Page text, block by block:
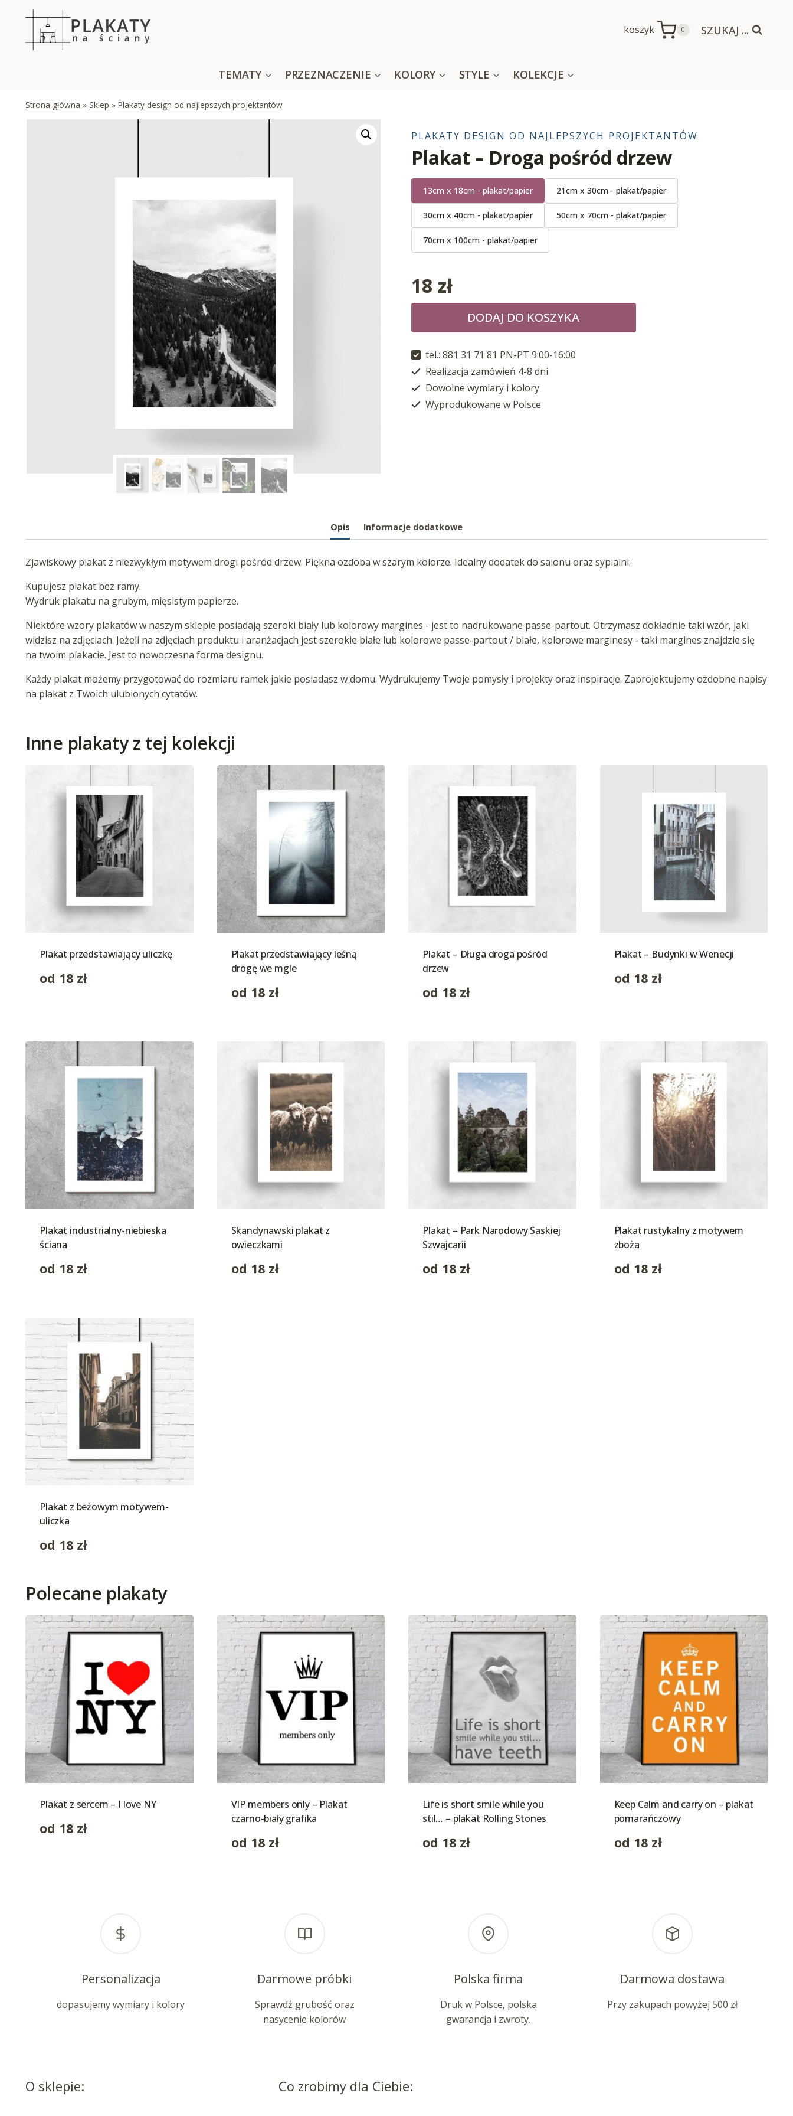
koszyk 0 SZUKAJ ...
TEMATY PRZEZNACZENIE KOLORY STYLE KOLEKCJE
Strona główna » Sklep » Plakaty design od najlepszych projektantów
PLAKATY DESIGN OD NAJLEPSZYCH PROJEKTANTÓW
Plakat – Droga pośród drzew
13cm x 18cm - plakat/papier 21cm x 30cm - plakat/papier
30cm x 40cm - plakat/papier 50cm x 70cm - plakat/papier
70cm x 100cm - plakat/papier
18 zł
DODAJ DO KOSZYKA
tel.: 881 31 71 81 PN-PT 9:00-16:00
Realizacja zamówień 4-8 dni
Dowolne wymiary i kolory
Wyprodukowane w Polsce
Opis Informacje dodatkowe
Zjawiskowy plakat z niezwykłym motywem drogi pośród drzew. Piękna ozdoba w szarym kolorze. Idealny dodatek do salonu oraz sypialni.
Kupujesz plakat bez ramy.
Wydruk plakatu na grubym, mięsistym papierze.
Niektóre wzory plakatów w naszym sklepie posiadają szeroki biały lub kolorowy margines - jest to nadrukowane passe-partout. Otrzymasz dokładnie taki wzór, jaki
widzisz na zdjęciach. Jeżeli na zdjęciach produktu i aranżacjach jest szerokie białe lub kolorowe passe-partout / białe, kolorowe marginesy - taki margines znajdzie się
na twoim plakacie. Jest to nowoczesna forma designu.
Każdy plakat możemy przygotować do rozmiaru ramek jakie posiadasz w domu. Wydrukujemy Twoje pomysły i projekty oraz inspiracje. Zaprojektujemy ozdobne napisy
na plakat z Twoich ulubionych cytatów.
Inne plakaty z tej kolekcji
Plakat przedstawiający uliczkę
od 18 zł
Plakat przedstawiający leśną
drogę we mgle
od 18 zł
Plakat – Długa droga pośród
drzew
od 18 zł
Plakat – Budynki w Wenecji
od 18 zł
Plakat industrialny-niebieska
ściana
od 18 zł
Skandynawski plakat z
owieczkami
od 18 zł
Plakat – Park Narodowy Saskiej
Szwajcarii
od 18 zł
Plakat rustykalny z motywem
zboża
od 18 zł
Plakat z beżowym motywem-
uliczka
od 18 zł
Polecane plakaty
Plakat z sercem – I love NY
od 18 zł
VIP members only – Plakat
czarno-biały grafika
od 18 zł
Life is short smile while you
stil… – plakat Rolling Stones
od 18 zł
Keep Calm and carry on – plakat
pomarańczowy
od 18 zł
Personalizacja
dopasujemy wymiary i kolory
Darmowe próbki
Sprawdź grubość oraz
nasycenie kolorów
Polska firma
Druk w Polsce, polska
gwarancja i zwroty.
Darmowa dostawa
Przy zakupach powyżej 500 zł
O sklepie: Co zrobimy dla Ciebie: